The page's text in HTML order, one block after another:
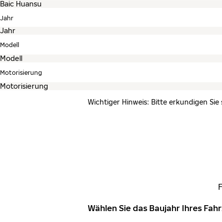
Jahr
Modell
Motorisierung
Wichtiger Hinweis: Bitte erkundigen
Wählen Sie das Baujahr Ihres